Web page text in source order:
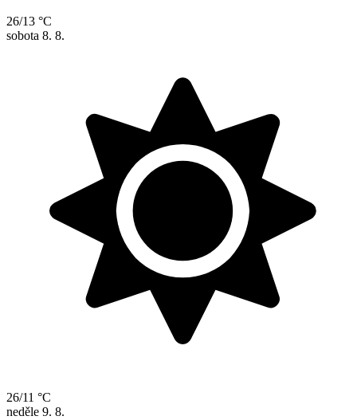
26/13 °C
sobota 8. 8.
26/11 °C
neděle 9. 8.